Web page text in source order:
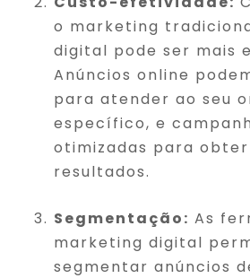
o marketing
digital pode ser mais
Anúncios online
para atender ao seu
específico, e
otimizadas para
resultados.
Segmentação: As
marketing digital
segmentar anúncios